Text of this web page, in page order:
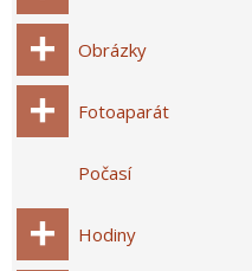
Obrázky
Fotoaparát
Počasí
Hodiny